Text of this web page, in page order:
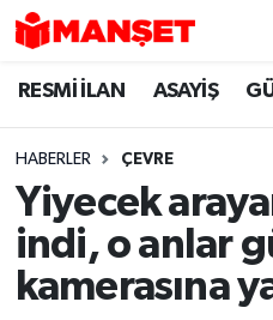
RESMİ İLAN ASAYİŞ
HABERLER ÇEVRE
Yiyecek
indi, o anlar
kamerasına
Hava Durumu
Trafik Durumu
Süper Lig Puan
Tüm Manşetler